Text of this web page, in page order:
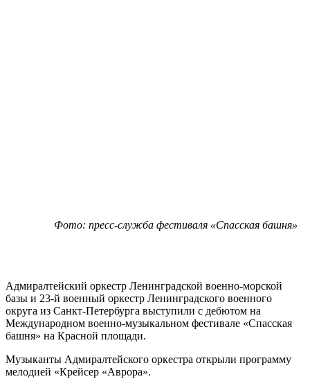
Фото: пресс-служба фестиваля «Спасская башня»
Адмиралтейский оркестр Ленинградской военно-морской
базы и 23-й военный оркестр Ленинградского военного
округа из Санкт-Петербурга выступили с дебютом на
Международном военно-музыкальном фестивале «Спасская
башня» на Красной площади.
Музыканты Адмиралтейского оркестра открыли программу
мелодией «Крейсер «Аврора».